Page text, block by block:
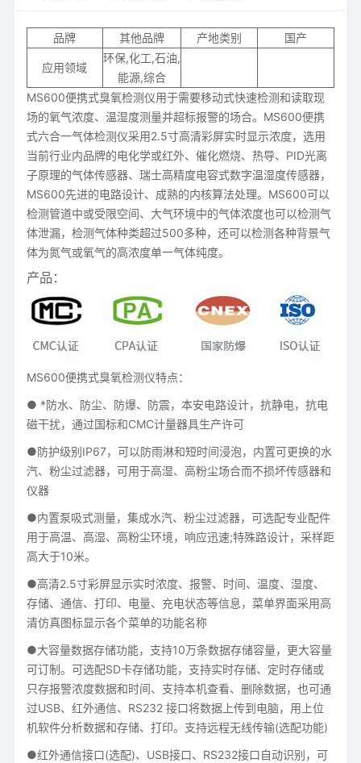
品牌 其他品牌 产地类别 国产
应用领域
环保,化工,石油,
能源,综合
MS600便携式臭氧检测仪用于需要移动式快速检测和读取现
场的氧气浓度、温湿度测量并超标报警的场合。MS600便携
式六合一气体检测仪采用2.5寸高清彩屏实时显示浓度，选用
当前行业内品牌的电化学或红外、催化燃烧、热导、PID光离
子原理的气体传感器、瑞士高精度电容式数字温湿度传感器，
MS600先进的电路设计、成熟的内核算法处理。MS600可以
检测管道中或受限空间、大气环境中的气体浓度也可以检测气
体泄漏，检测气体种类超过500多种，还可以检测各种背景气
体为氮气或氧气的高浓度单一气体纯度。
产品：
MS600便携式臭氧检测仪特点：
● *防水、防尘、防爆、防震，本安电路设计，抗静电，抗电
磁干扰，通过国标和CMC计量器具生产许可
●防护级别IP67，可以防雨淋和短时间浸泡，内置可更换的水
汽、粉尘过滤器，可用于高湿、高粉尘场合而不损坏传感器和
仪器
●内置泵吸式测量，集成水汽、粉尘过滤器，可选配专业配件
用于高温、高湿、高粉尘环境，响应迅速;特殊路设计，采样距
高大于10米。
●高清2.5寸彩屏显示实时浓度、报警、时间、温度、湿度、
存储、通信、打印、电量、充电状态等信息，菜单界面采用高
清仿真图标显示各个菜单的功能名称
●大容量数据存储功能，支持10万条数据存储容量，更大容量
可订制。可选配SD卡存储功能，支持实时存储、定时存储或
只存报警浓度数据和时间、支持本机查看、删除数据，也可通
过USB、红外通信、RS232 接口将数据上传到电脑，用上位
机软件分析数据和存储、打印。支持远程无线传输(选配功能)
●红外通信接口(选配)、USB接口、RS232接口自动识别，可